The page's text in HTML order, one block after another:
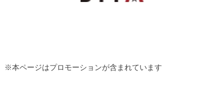
※本ページはプロモーションが含まれています